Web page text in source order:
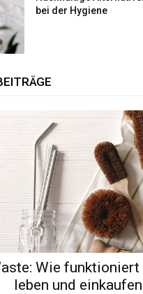
bei der Hygiene
Wie
leben und